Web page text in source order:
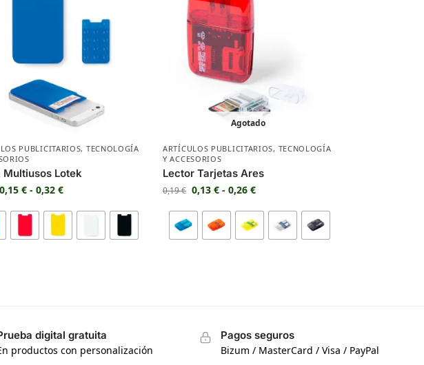
PUBLICITARIOS, TECNOLOGÍA
Multiusos Lotek
0,15€ - 0,32€
Agotado
ARTÍCULOS PUBLICITARIOS, TECNOLOGÍA
Y ACCESORIOS
Lector Tarjetas Ares
0,19€ 0,13€ - 0,26€
digital gratuita
productos con personalización
Pagos seguros
Bizum / MasterCard / Visa / PayPal